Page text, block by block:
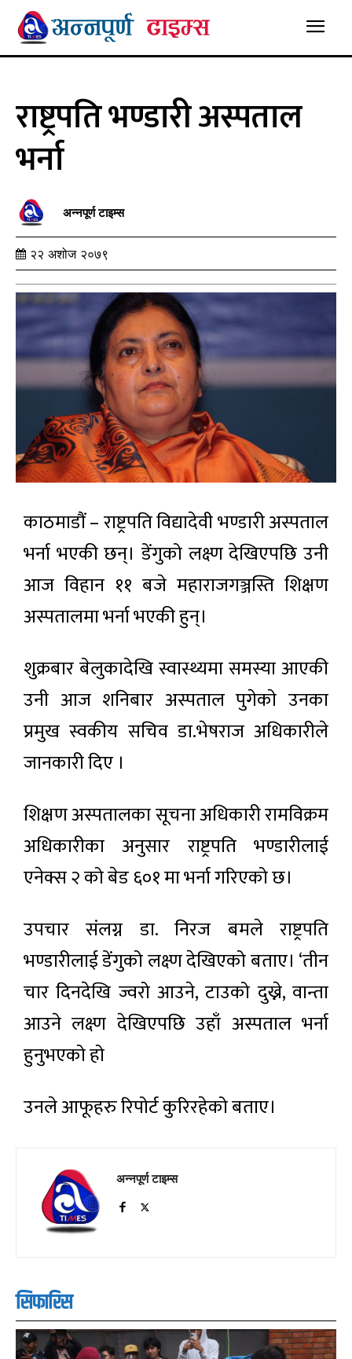
राष्ट्रपति भण्डारी अस्पताल
भर्ना
अन्नपूर्ण टाइम्स
२२ अशोज २०७९
काठमाडौं – राष्ट्रपति विद्यादेवी भण्डारी अस्पताल
भर्ना भएकी छन्। डेंगुको लक्ष्ण देखिएपछि उनी
आज विहान ११ बजे महाराजगञ्जस्ति शिक्षण
अस्पतालमा भर्ना भएकी हुन्।
शुक्रबार बेलुकादेखि स्वास्थ्यमा समस्या आएकी
उनी आज शनिबार अस्पताल पुगेकाे उनका
प्रमुख स्वकीय सचिव डा.भेषराज अधिकारीले
जानकारी दिए ।
शिक्षण अस्पतालका सूचना अधिकारी रामविक्रम
अधिकारीका अनुसार राष्ट्रपति भण्डारीलाई
एनेक्स २ को बेड ६०१ मा भर्ना गरिएको छ।
उपचार संलग्न डा. निरज बमले राष्ट्रपति
भण्डारीलाई डेंगुको लक्ष्ण देखिएको बताए। ‘तीन
चार दिनदेखि ज्वरो आउने, टाउको दुख्ने, वान्ता
आउने लक्ष्ण देखिएपछि उहाँ अस्पताल भर्ना
हुनुभएको हो
उनले आफूहरु रिपोर्ट कुरिरहेको बताए।
अन्नपूर्ण टाइम्स
सिफारिस